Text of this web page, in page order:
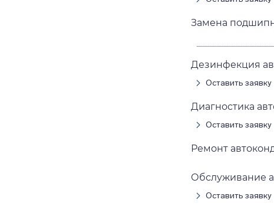
Замена
Дезинфекция
Оставить заявку
Диагностика
Оставить заявку
Ремонт
Обслуживание
Оставить заявку